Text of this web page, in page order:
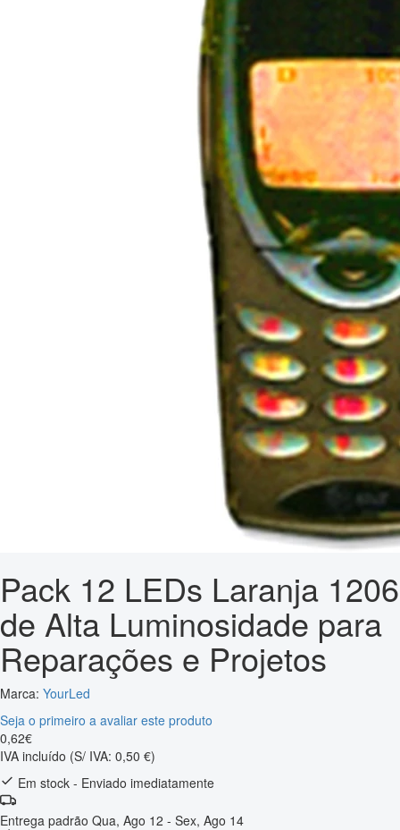
Pack 12 LEDs Laranja 1206
de Alta Luminosidade para
Reparações e Projetos
Marca: YourLed
Seja o primeiro a avaliar este produto
0,62€
IVA incluído (S/ IVA: 0,50 €)
Em stock - Enviado imediatamente
Entrega padrão Qua, Ago 12 - Sex, Ago 14